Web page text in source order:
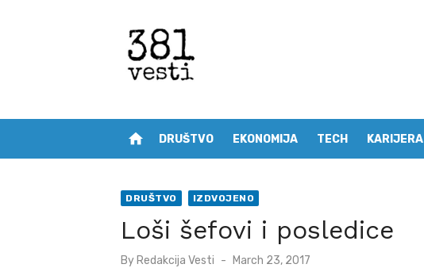
home DRUŠTVO EKONOMIJA TECH KARIJERA
DRUŠTVO IZDVOJENO
Loši šefovi i posledice
By Redakcija Vesti
Posted
March 23, 2017